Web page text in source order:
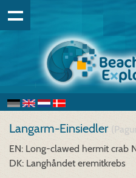
Langarm-Einsiedler
EN: Long-clawed hermit crab
DK: Langhåndet eremitkrebs